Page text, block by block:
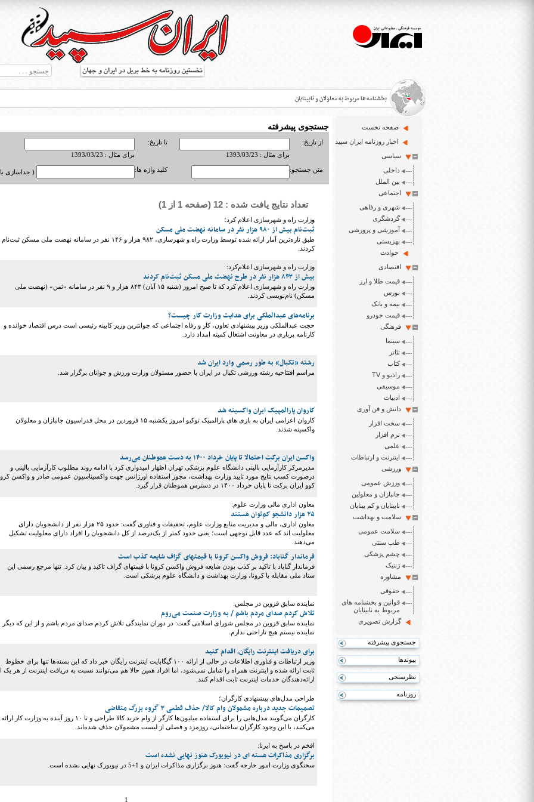
بخشنامه ها مربوط به معلولان و نابینایان
>
قانون حمایت از حقوق معلولان
اخبار حوزه معلولان و نابینایان
>
ایران سپید سایت خبری نابینایان و تنها روزنامه به خط بریل در جهان
>
صفحه نخست
اخبار روزنامه ایران سپید
سیاسی
داخلی
بین الملل
اجتماعی
شهری و رفاهی
گردشگری
آموزشی و پرورشی
بهزیستی
حوادث
اقتصادی
قیمت طلا و ارز
بورس
بیمه و بانک
قیمت خودرو
فرهنگی
سینما
تئاتر
کتاب
رادیو و TV
موسیقی
ادبیات
دانش و فن آوری
سخت افزار
نرم افزار
علمی
اینترنت و ارتباطات
ورزشی
ورزش عمومی
جانبازان و معلولین
نابینایان و کم بینایان
سلامت و بهداشت
سلامت عمومی
طب سنتی
چشم پزشکی
ژنتیک
مشاوره
حقوقی
قوانین و بخشنامه های
مربوط به نابینایان
گزارش تصویری
جستجوی پیشرفته
پیوندها
نظرسنجی
روزنامه
جستجوی پیشرفته
از تاریخ:
برای مثال : 1393/03/23
تا تاریخ:
برای مثال : 1393/03/23
متن جستجو: کلید واژه ها: ( جداسازی
تعداد نتایج یافت شده : 12 (صفحه 1 از 1)
وزارت راه و شهرسازی اعلام کرد؛
ثبت‌نام بیش از ۹۸۰ هزار نفر در سامانه نهضت ملی مسکن
طبق تازه‌ترین آمار ارائه شده توسط وزارت راه و شهرسازی، ۹۸۲ هزار و ۱۴۶ نفر در سامانه نهضت ملی مسکن ثبت‌نام
کردند.
وزارت راه و شهرسازی اعلام‌کرد:
بیش از ۸۴۳ هزار نفر در طرح نهضت ملی مسکن ثبت‌نام کردند
وزارت راه و شهرسازی اعلام کرد که تا صبح امروز (شنبه ۱۵ آبان) ۸۴۳ هزار و ۹ نفر در سامانه «ثمن» (نهضت ملی
مسکن) نام‌نویسی کردند.
برنامه‌های عبدالملکی برای هدایت وزارت کار چیست؟
حجت‌ عبدالملکی وزیر پیشنهادی تعاون، کار و رفاه اجتماعی که جوانترین وزیر کابینه رئیسی است درس اقتصاد خوانده و
کارنامه پرباری در معاونت اشتغال کمیته امداد دارد.
رشته «تکبال» به طور رسمی وارد ایران شد
مراسم افتتاحیه رشته ورزشی تکبال در ایران با حضور مسئولان وزارت ورزش و جوانان برگزار شد.
کاروان پارالمپیک ایران واکسینه شد
کاروان اعزامی ایران به بازی های پارالمپیک توکیو امروز یکشنبه ۱۵ فروردین در محل فدراسیون جانبازان و معلولان
واکسینه شدند.
واکسن ایران برکت احتمالا تا پایان خرداد ۱۴۰۰ به دست هموطنان می‌رسد
مدیرمرکز کارآزمایی بالینی دانشگاه علوم پزشکی تهران اظهار امیدواری کرد با ادامه روند مطلوب کارآزمایی بالینی و
درصورت کسب نتایج مورد تایید وزارت بهداشت، مجوز استفاده اورژانس جهت واکسیناسیون عمومی صادر و واکسن
کوو ایران برکت تا پایان خرداد ۱۴۰۰ در دسترس هموطنان قرار گیرد.
معاون اداری مالی وزارت علوم:
۲۵ هزار دانشجو کم‌توان هستند
معاون اداری، مالی و مدیریت منابع وزارت علوم، تحقیقات و فناوری گفت: حدود ۲۵ هزار نفر از دانشجویان دارای
معلولیت اند که عدد قابل توجهی است؛ یعنی حدود کمتر از یک‌درصد از کل دانشجویان را افراد دارای معلولیت تشکیل
می‌دهند.
فرماندار گناباد: فروش واکسن کرونا با قیمتهای گزاف شایعه کذب است
فرماندار گناباد با تاکید بر کذب بودن شایعه فروش واکسن کرونا با قیمتهای گزاف تاکید و بیان کرد: تنها مرجع رسمی این
ستاد ملی مقابله با کرونا، وزارت بهداشت و دانشگاه علوم پزشکی است.
نماینده سابق قزوین در مجلس:
تلاش کردم صدای مردم باشم / به وزارت صنعت می‌روم
نماینده سابق قزوین در مجلس شورای اسلامی گفت: در دوران نمایندگی تلاش کردم صدای مردم باشم و از این که دیگر
نماینده نیستم هیچ ناراحتی ندارم.
برای دریافت اینترنت رایگان، اقدام کنید
وزیر ارتباطات و فناوری اطلاعات در حالی از ارائه ۱۰۰ گیگابایت اینترنت رایگان خبر داد که این بسته‌ها تنها برای خطوط
ثابت ارائه شده و اینترنت همراه را شامل نمی‌شود، اما افراد همین حالا هم می‌توانند نسبت به دریافت اینترنت از هر یک
ارائه‌دهندگان خدمات اینترنت ثابت اقدام کنند.
طراحی مدل‌های پیشنهادی کارگران؛
تصمیمات جدید درباره مشمولان وام کالا/ حذف قطعی ۳ گروه بزرگ متقاضی
کارگران می‌گویند مدل‌هایی را برای استفاده میلیون‌ها کارگر از وام خرید کالا طراحی و تا ۱۰ روز آینده به وزارت کار ارائه
می‌کنند، با این وجود کارگران ساختمانی، روزمزد و فصلی از لیست مشمولان حذف شده‌اند.
افخم در پاسخ به ایرنا:
برگزاری مذاکرات هسته ای در نیویورک هنوز نهایی نشده است
سخنگوی وزارت امور خارجه گفت: هنوز برگزاری مذاکرات ایران و 1+5 در نیویورک نهایی نشده است.
1